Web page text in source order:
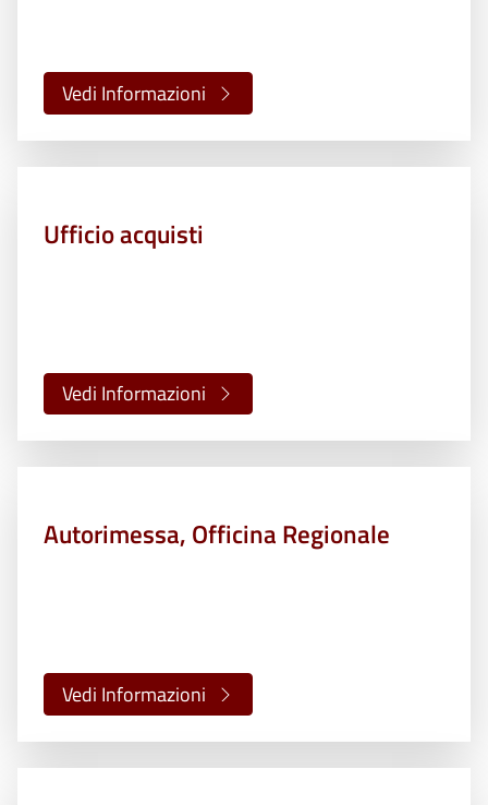
Vedi Informazioni
Ufficio acquisti
Vedi Informazioni
Autorimessa, Officina Regionale
Vedi Informazioni